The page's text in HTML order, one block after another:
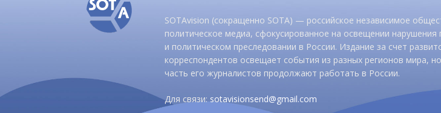
SOTAvision (сокращенно SOTA) — российское независимое
политическое медиа, сфокусированное на освещении нарушения
и политическом преследовании в России. Издание за счет
корреспондентов освещает события из разных регионов мира,
часть его журналистов продолжают работать в России.
Для связи:sotavisionsend@gmail.com